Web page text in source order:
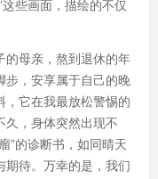
些画面，描绘的不仅
的母亲，熬到退休的年
步，安享属于自己的晚
，它在我最放松警惕的
久，身体突然出现不
”的诊断书，如同晴天
期待。万幸的是，我们